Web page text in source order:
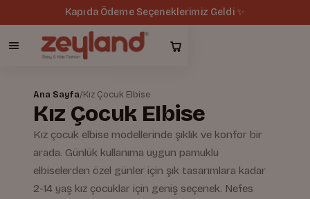
Tüm siparişlerde ücretsiz kargo 🚚
Ana Sayfa/Kız Çocuk Elbise
Kız Çocuk Elbise
Kız çocuk elbise modellerinde şıklık ve konfor bir
arada. Günlük kullanıma uygun pamuklu
elbiselerden özel günler için şık tasarımlara kadar
2-14 yaş kız çocuklar için geniş seçenek. Nefes